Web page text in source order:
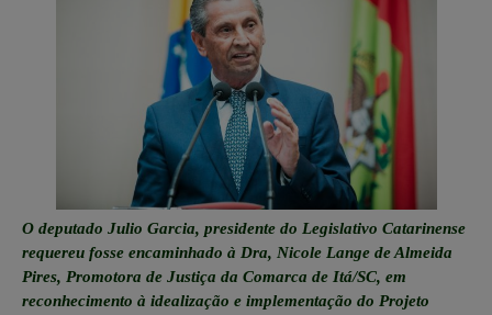
O deputado Julio Garcia, presidente do Legislativo Catarinense
requereu fosse encaminhado à Dra, Nicole Lange de Almeida
Pires, Promotora de Justiça da Comarca de Itá/SC, em
reconhecimento à idealização e implementação do Projeto